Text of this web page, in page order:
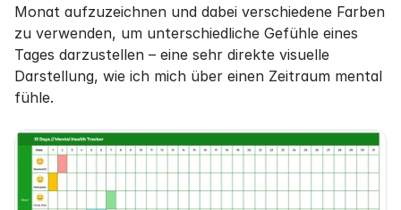
Monat aufzuzeichnen und dabei verschiedene Farben
zu verwenden, um unterschiedliche Gefühle eines
Tages darzustellen – eine sehr direkte visuelle
Darstellung, wie ich mich über einen Zeitraum mental
fühle.